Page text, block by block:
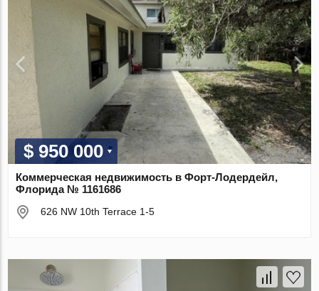
$ 950 000
Коммерческая недвижимость в Форт-Лодердейл,
Флорида № 1161686
626 NW 10th Terrace 1-5